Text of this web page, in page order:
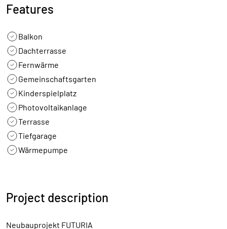
Features
Balkon
Dachterrasse
Fernwärme
Gemeinschaftsgarten
Kinderspielplatz
Photovoltaikanlage
Terrasse
Tiefgarage
Wärmepumpe
Project description
Neubauprojekt FUTURIA